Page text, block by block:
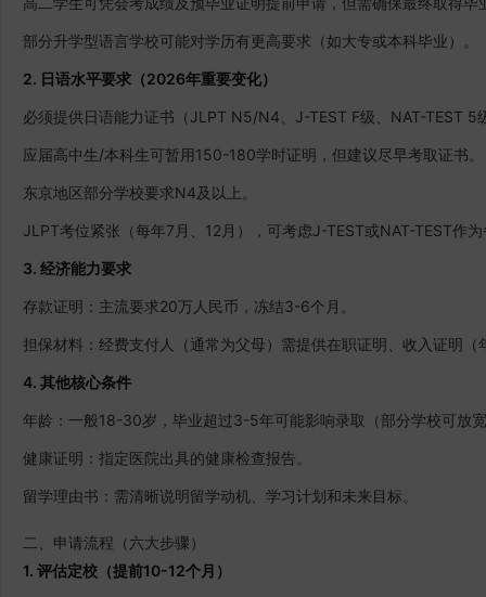
部分升学型语言学校可能对学历有更高要求（如大专或本科毕业）。
2. 日语水平要求（2026年重要变化）
必须提供日语能力证书（JLPT N5/N4、J-TEST F级、NAT-TEST 5
应届高中生/本科生可暂用150-180学时证明，但建议尽早考取证书。
东京地区部分学校要求N4及以上。
JLPT考位紧张（每年7月、12月），可考虑J-TEST或NAT-TEST作
3. 经济能力要求
存款证明：主流要求20万人民币，冻结3-6个月。
担保材料：经费支付人（通常为父母）需提供在职证明、收入证明
4. 其他核心条件
年龄：一般18-30岁，毕业超过3-5年可能影响录取（部分学校可放
健康证明：指定医院出具的健康检查报告。
留学理由书：需清晰说明留学动机、学习计划和未来目标。
二、申请流程（六大步骤）
1. 评估定校（提前10-12个月）